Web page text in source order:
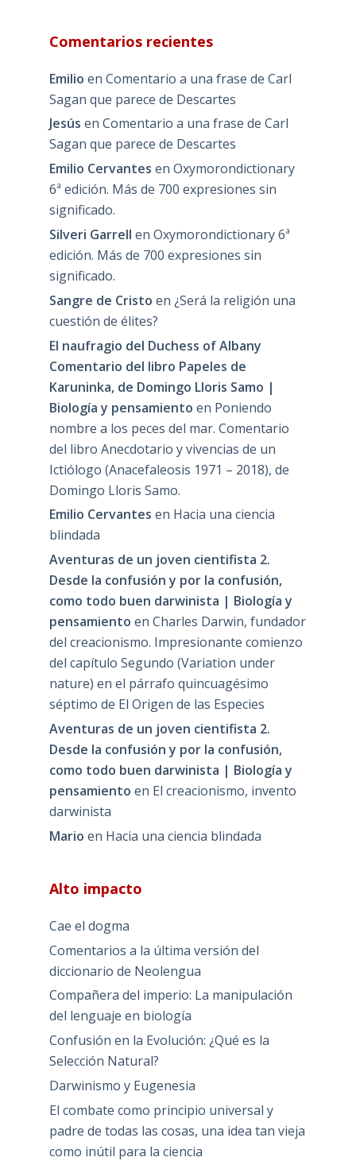
Comentarios recientes
Emilio en Comentario a una frase de Carl
Sagan que parece de Descartes
Jesús en Comentario a una frase de Carl
Sagan que parece de Descartes
Emilio Cervantes en Oxymorondictionary
6ª edición. Más de 700 expresiones sin
significado.
Silveri Garrell en Oxymorondictionary 6ª
edición. Más de 700 expresiones sin
significado.
Sangre de Cristo en ¿Será la religión una
cuestión de élites?
El naufragio del Duchess of Albany
Comentario del libro Papeles de
Karuninka, de Domingo Lloris Samo |
Biología y pensamiento en Poniendo
nombre a los peces del mar. Comentario
del libro Anecdotario y vivencias de un
Ictiólogo (Anacefaleosis 1971 – 2018), de
Domingo Lloris Samo.
Emilio Cervantes en Hacia una ciencia
blindada
Aventuras de un joven cientifista 2.
Desde la confusión y por la confusión,
como todo buen darwinista | Biología y
pensamiento en Charles Darwin, fundador
del creacionismo. Impresionante comienzo
del capítulo Segundo (Variation under
nature) en el párrafo quincuagésimo
séptimo de El Origen de las Especies
Aventuras de un joven cientifista 2.
Desde la confusión y por la confusión,
como todo buen darwinista | Biología y
pensamiento en El creacionismo, invento
darwinista
Mario en Hacia una ciencia blindada
Alto impacto
Cae el dogma
Comentarios a la última versión del
diccionario de Neolengua
Compañera del imperio: La manipulación
del lenguaje en biología
Confusión en la Evolución: ¿Qué es la
Selección Natural?
Darwinismo y Eugenesia
El combate como principio universal y
padre de todas las cosas, una idea tan vieja
como inútil para la ciencia